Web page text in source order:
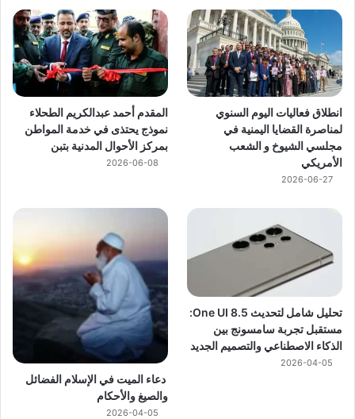
انطلاق فعاليات اليوم السنوي
لمناصرة القضايا اليمنية في
مجلسي الشيوخ و الشعب
الأمريكي
2026-06-27
المقدم أحمد عبدالكريم الطحلاء
نموذج يحتذى في خدمة المواطن
بمركز الأحوال المدنية بتبن
2026-06-08
تحليل شامل لتحديث One UI 8.5:
مستقبل تجربة سامسونج بين
الذكاء الاصطناعي والتصميم الجديد
2026-04-05
دعاء الميت في الإسلام الفضائل
والصيغ والأحكام
2026-04-05